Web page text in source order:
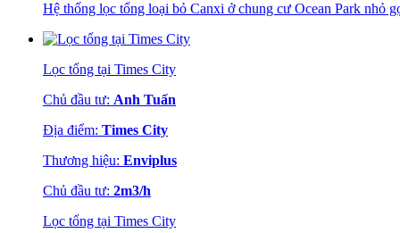
Hệ thống lọc tổng loại bỏ Canxi ở chung cư Ocean Park nhỏ
Lọc tổng tại Times City
Chủ đầu tư: Anh Tuấn
Địa điểm: Times City
Thương hiệu: Enviplus
Chủ đầu tư: 2m3/h
Lọc tổng tại Times City